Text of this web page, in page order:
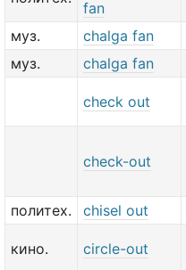
fan
муз. chalga fan
муз.
chalga fan
check out
check-out
политех.
chisel out
кино. circle-out